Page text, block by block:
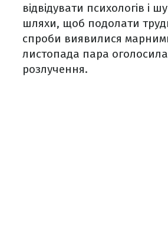
відвідувати психологів і
шляхи, щоб подолати
спроби виявилися
листопада пара
розлучення.